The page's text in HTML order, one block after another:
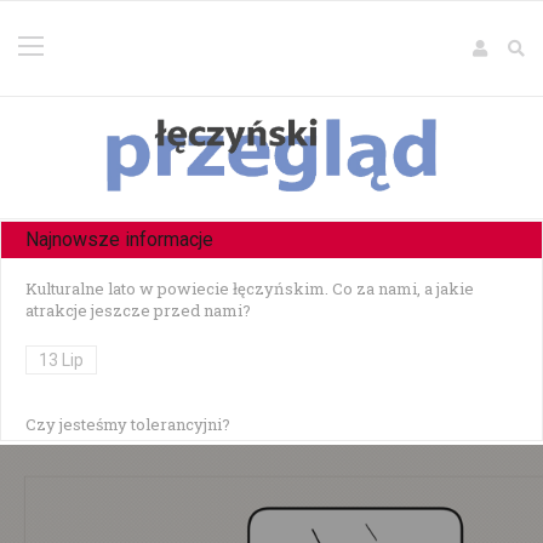
Najnowsze informacje
Kulturalne lato w powiecie łęczyńskim. Co za nami, a jakie
atrakcje jeszcze przed nami?
13 Lip
Czy jesteśmy tolerancyjni?
Czołowe zderzenie w Zezulinie Niższym — 19-latek stracił